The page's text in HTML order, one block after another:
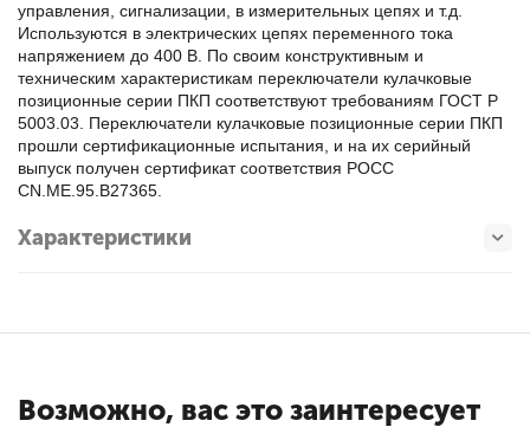
управления, сигнализации, в измерительных цепях и т.д.
Используются в электрических цепях переменного тока
напряжением до 400 В. По своим конструктивным и
техническим характеристикам переключатели кулачковые
позиционные серии ПКП соответствуют требованиям ГОСТ Р
5003.03. Переключатели кулачковые позиционные серии ПКП
прошли сертификационные испытания, и на их серийный
выпуск получен сертификат соответствия РОСС
CN.МЕ.95.В27365.
Характеристики
Возможно, вас это заинтересует